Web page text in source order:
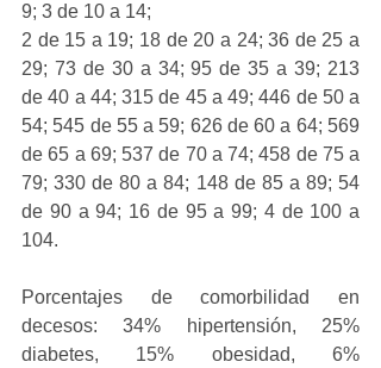
9; 3 de 10 a 14;
2 de 15 a 19; 18 de 20 a 24; 36 de 25 a
29; 73 de 30 a 34; 95 de 35 a 39; 213
de 40 a 44; 315 de 45 a 49; 446 de 50 a
54; 545 de 55 a 59; 626 de 60 a 64; 569
de 65 a 69; 537 de 70 a 74; 458 de 75 a
79; 330 de 80 a 84; 148 de 85 a 89; 54
de 90 a 94; 16 de 95 a 99; 4 de 100 a
104.
Porcentajes de comorbilidad en
decesos: 34% hipertensión, 25%
diabetes, 15% obesidad, 6%